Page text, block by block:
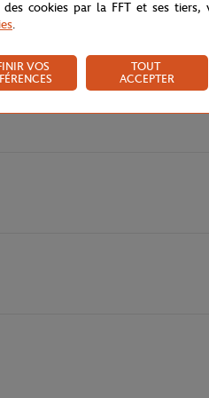
aussi élégante sur le
dans un esprit
et authentique — un polo
cookies par la FFT et ses tiers,
.
VOS
TOUT
ACCEPTER